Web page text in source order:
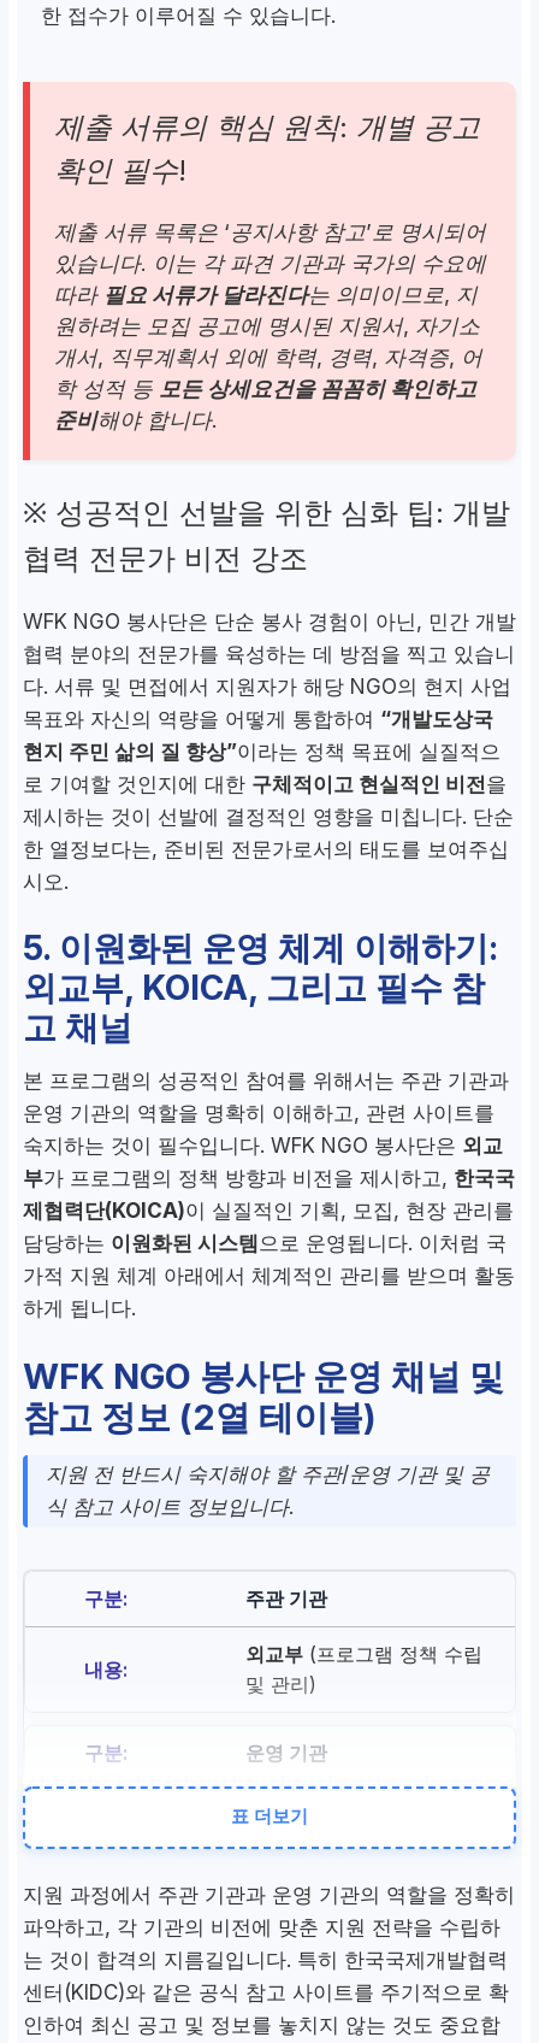
한 접수가 이루어질 수 있습니다.
제출 서류의 핵심 원칙: 개별 공고
확인 필수!
제출 서류 목록은 ‘공지사항 참고’로 명시되어
있습니다. 이는 각 파견 기관과 국가의 수요에
따라 필요 서류가 달라진다는 의미이므로, 지
원하려는 모집 공고에 명시된 지원서, 자기소
개서, 직무계획서 외에 학력, 경력, 자격증, 어
학 성적 등 모든 상세요건을 꼼꼼히 확인하고
준비해야 합니다.
※ 성공적인 선발을 위한 심화 팁: 개발
협력 전문가 비전 강조
WFK NGO 봉사단은 단순 봉사 경험이 아닌, 민간 개발
협력 분야의 전문가를 육성하는 데 방점을 찍고 있습니
다. 서류 및 면접에서 지원자가 해당 NGO의 현지 사업
목표와 자신의 역량을 어떻게 통합하여 “개발도상국
현지 주민 삶의 질 향상”이라는 정책 목표에 실질적으
로 기여할 것인지에 대한 구체적이고 현실적인 비전을
제시하는 것이 선발에 결정적인 영향을 미칩니다. 단순
한 열정보다는, 준비된 전문가로서의 태도를 보여주십
시오.
5. 이원화된 운영 체계 이해하기:
외교부, KOICA, 그리고 필수 참
고 채널
본 프로그램의 성공적인 참여를 위해서는 주관 기관과
운영 기관의 역할을 명확히 이해하고, 관련 사이트를
숙지하는 것이 필수입니다. WFK NGO 봉사단은 외교
부가 프로그램의 정책 방향과 비전을 제시하고, 한국국
제협력단(KOICA)이 실질적인 기획, 모집, 현장 관리를
담당하는 이원화된 시스템 으로 운영됩니다. 이처럼 국
가적 지원 체계 아래에서 체계적인 관리를 받으며 활동
하게 됩니다.
WFK NGO 봉사단 운영 채널 및
참고 정보 (2열 테이블)
지원 전 반드시 숙지해야 할 주관/운영 기관 및 공
식 참고 사이트 정보입니다.
주관 기관
외교부 (프로그램 정책 수립
및 관리)
운영 기관
한국국제협력단(KOICA)
주요 신청 경로
온라인 모집 플랫폼 (인크루
트)
표 더보기
지원 과정에서 주관 기관과 운영 기관의 역할을 정확히
파악하고, 각 기관의 비전에 맞춘 지원 전략을 수립하
는 것이 합격의 지름길입니다. 특히 한국국제개발협력
센터(KIDC)와 같은 공식 참고 사이트를 주기적으로 확
인하여 최신 공고 및 정보를 놓치지 않는 것도 중요합